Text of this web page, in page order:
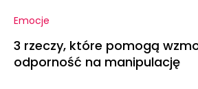
Emocje
3 rzeczy, które pomogą
odporność na manipulację